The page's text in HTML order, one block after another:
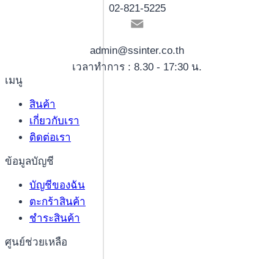
02-821-5225
admin@ssinter.co.th
เวลาทำการ : 8.30 - 17:30 น.
เมนู
สินค้า
เกี่ยวกับเรา
ติดต่อเรา
ข้อมูลบัญชี
บัญชีของฉัน
ตะกร้าสินค้า
ชำระสินค้า
ศูนย์ช่วยเหลือ